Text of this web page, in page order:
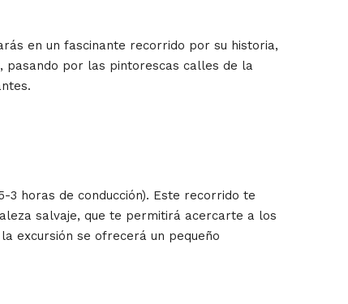
en un fascinante recorrido por su historia,
pasando por las pintorescas calles de la
3 horas de conducción). Este recorrido te
salvaje, que te permitirá acercarte a los
excursión se ofrecerá un pequeño